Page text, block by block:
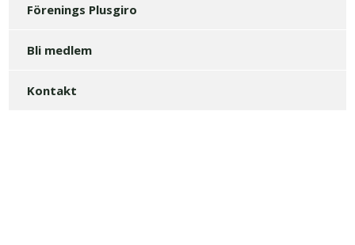
Förenings Plusgiro
Bli medlem
Kontakt